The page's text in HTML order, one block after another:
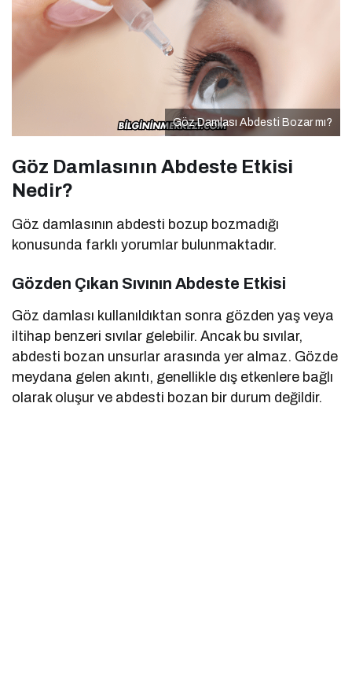
Göz Damlası Abdesti Bozar mı?
Göz Damlasının Abdeste Etkisi
Nedir?
Göz damlasının abdesti bozup bozmadığı
konusunda farklı yorumlar bulunmaktadır.
Gözden Çıkan Sıvının Abdeste Etkisi
Göz damlası kullanıldıktan sonra gözden yaş veya
iltihap benzeri sıvılar gelebilir. Ancak bu sıvılar,
abdesti bozan unsurlar arasında yer almaz. Gözde
meydana gelen akıntı, genellikle dış etkenlere bağlı
olarak oluşur ve abdesti bozan bir durum değildir.